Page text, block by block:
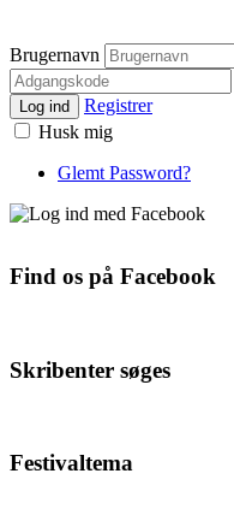
Brugernavn
Log ind
Registrer
Husk mig
Glemt Password?
Find os på Facebook
Skribenter søges
Festivaltema